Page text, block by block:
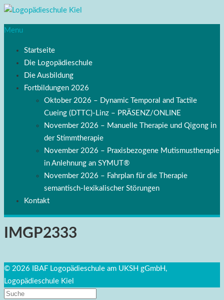
Menu
Startseite
Die Logopädieschule
Die Ausbildung
Fortbildungen 2026
Oktober 2026 – Dynamic Temporal and Tactile
Cueing (DTTC)-Linz – PRÄSENZ/ONLINE
November 2026 – Manuelle Therapie und Qigong in
der Stimmtherapie
November 2026 – Praxisbezogene Mutismustherapie
in Anlehnung an SYMUT®
November 2026 – Fahrplan für die Therapie
semantisch-lexikalischer Störungen
Kontakt
IMGP2333
© 2026 IBAF Logopädieschule am UKSH gGmbH,
Logopädieschule Kiel